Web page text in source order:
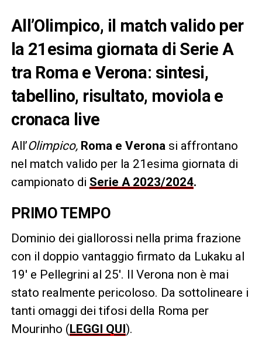
All’Olimpico, il match valido per
la 21esima giornata di Serie A
tra Roma e Verona: sintesi,
tabellino, risultato, moviola e
cronaca live
All’Olimpico, Roma e Verona si affrontano
nel match valido per la 21esima giornata di
campionato di Serie A 2023/2024.
PRIMO TEMPO
Dominio dei giallorossi nella prima frazione
con il doppio vantaggio firmato da Lukaku al
19′ e Pellegrini al 25′. Il Verona non è mai
stato realmente pericoloso. Da sottolineare i
tanti omaggi dei tifosi della Roma per
Mourinho (LEGGI QUI).